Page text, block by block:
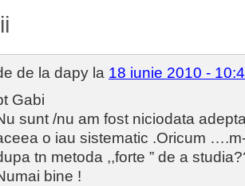
de la dapy la 18 iunie 2010 -
Gabi
sunt /nu am fost niciodata
o iau sistematic .Oricum
tn metoda ,,forte ” de a
bine !